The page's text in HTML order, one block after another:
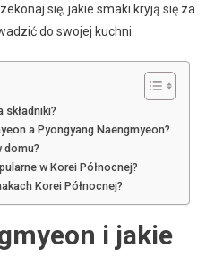
się, jakie smaki kryją się za
do swojej kuchni.
a Pyongyang Naengmyeon?
domu?
w Korei Północnej?
Korei Północnej?
i jakie